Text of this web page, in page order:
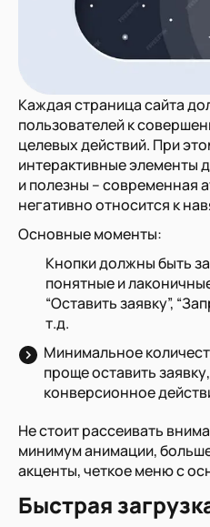
Каждая страница сайта
пользователей к
целевых действий. При
интерактивные элементы
и полезны – современная
негативно относится к
Основные моменты:
Кнопки должны быть
понятные и
“Оставить заявку”,
т.д.
Минимальное
проще оставить
конверсионное
Не стоит рассеивать
минимум анимации,
акценты, четкое меню с
Быстрая